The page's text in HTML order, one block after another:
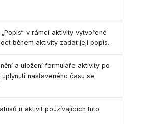
v rámci aktivity vytvořené
během aktivity zadat její popis.
a uložení formuláře aktivity po
nastaveného času se
u aktivit používajících tuto